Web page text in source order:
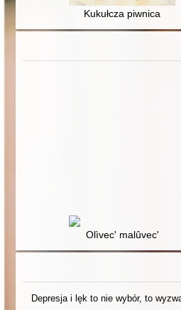
Kukułcza piwnica
Olìvec' malûvec'
Depresja i lęk to nie wybór, to